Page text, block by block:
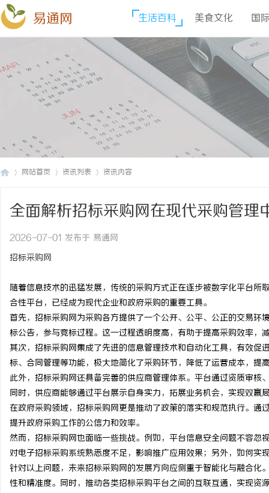
易通网 生活百科 美食文化 国
网站首页 资讯列表 资讯内容
全面解析招标采购网在现代采购管理
2026-07-01 发布于 易通网
招标采购网
随着信息技术的迅猛发展，传统的采购方式正在逐步被数字化平台
合性平台，已经成为现代企业和政府采购的重要工具。
首先，招标采购网为采购各方提供了一个公开、公平、公正的交易
标公告，参与竞标过程。这一过程透明度高，有助于提高采购效率，
其次，招标采购网集成了先进的信息管理技术和自动化工具，有效
标、合同管理等功能，极大地简化了采购环节，降低了运营成本，提
此外，招标采购网还具备完善的供应商管理体系。平台通过资质审
同时，供应商能够通过平台展示自身实力，拓展业务机会，实现双赢
在政府采购领域，招标采购网更是推动了政策的落实和规范执行。
提升政府采购工作的公信力和效率。
然而，招标采购网也面临一些挑战。例如，平台信息安全问题不容
对电子招标采购系统熟悉度不足，影响推广应用效果；另外，如何实
针对以上问题，未来招标采购网的发展方向应侧重于智能化与融合
性和精准度。同时，推动各类招标采购平台之间的互联互通，实现资